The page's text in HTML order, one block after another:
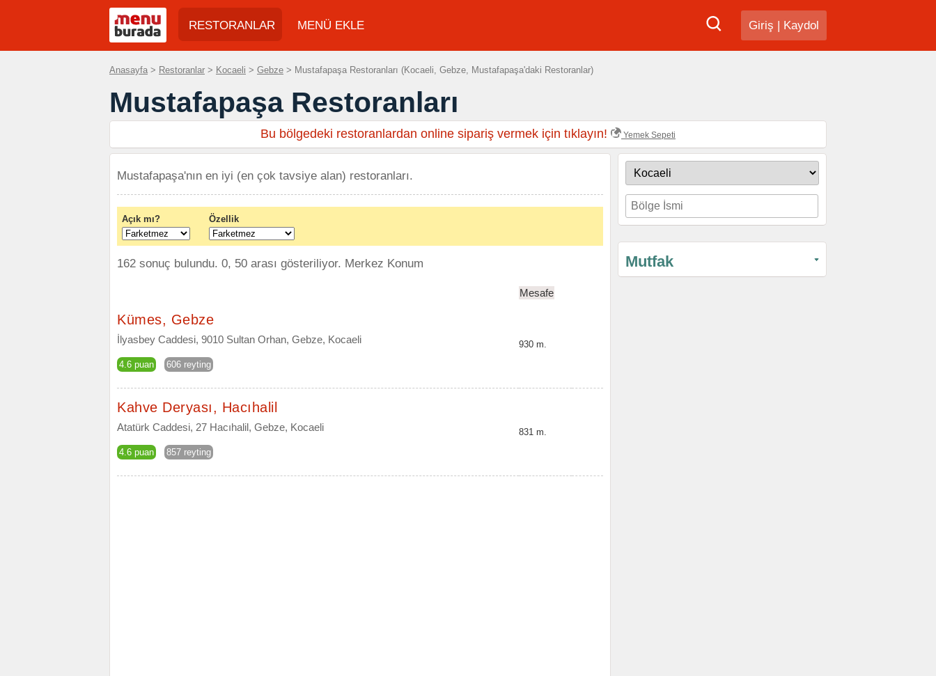
Giriş | Kaydol
RESTORANLAR MENÜ EKLE
Anasayfa > Restoranlar > Kocaeli > Gebze > Mustafapaşa Restoranları (Kocaeli, Gebze, Mustafapaşa'daki Restoranlar)
Mustafapaşa Restoranları
Bu bölgedeki restoranlardan online sipariş vermek için tıklayın! Yemek Sepeti
Mutfak
Mustafapaşa'nın en iyi (en çok tavsiye alan) restoranları.
Açık mı? Özellik
162 sonuç bulundu. 0, 50 arası gösteriliyor. Merkez Konum
Mesafe
Kümes, Gebze
İlyasbey Caddesi, 9010 Sultan Orhan, Gebze, Kocaeli
4.6 puan 606 reyting
930 m.
Kahve Deryası, Hacıhalil
Atatürk Caddesi, 27 Hacıhalil, Gebze, Kocaeli
4.6 puan 857 reyting
831 m.